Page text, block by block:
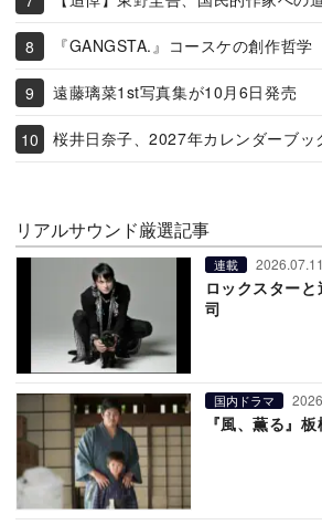
『GANGSTA.』コースケの創作哲学
遠藤璃菜1st写真集が10月6日発売
桜井日奈子、2027年カレンダーブッ
リアルサウンド厳選記事
連載 2026.07.11
ロックスター
司
国内ドラマ
『風、薫る』